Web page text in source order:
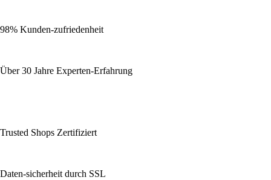
98% Kunden-zufriedenheit
Über 30 Jahre Experten-Erfahrung
Trusted Shops Zertifiziert
Daten-sicherheit durch SSL